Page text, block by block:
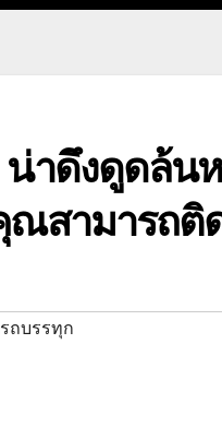
าดึงดูดล้น
ณสามารถติ
ถบรรทุก